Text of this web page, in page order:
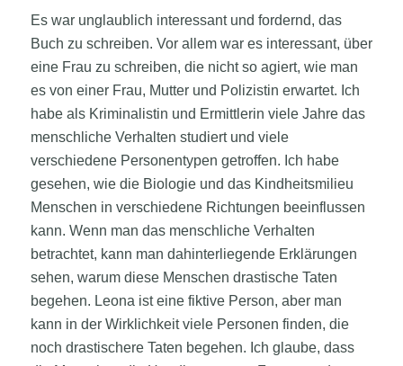
Es war unglaublich interessant und fordernd, das
Buch zu schreiben. Vor allem war es interessant, über
eine Frau zu schreiben, die nicht so agiert, wie man
es von einer Frau, Mutter und Polizistin erwartet. Ich
habe als Kriminalistin und Ermittlerin viele Jahre das
menschliche Verhalten studiert und viele
verschiedene Personentypen getroffen. Ich habe
gesehen, wie die Biologie und das Kindheitsmilieu
Menschen in verschiedene Richtungen beeinflussen
kann. Wenn man das menschliche Verhalten
betrachtet, kann man dahinterliegende Erklärungen
sehen, warum diese Menschen drastische Taten
begehen. Leona ist eine fiktive Person, aber man
kann in der Wirklichkeit viele Personen finden, die
noch drastischere Taten begehen. Ich glaube, dass